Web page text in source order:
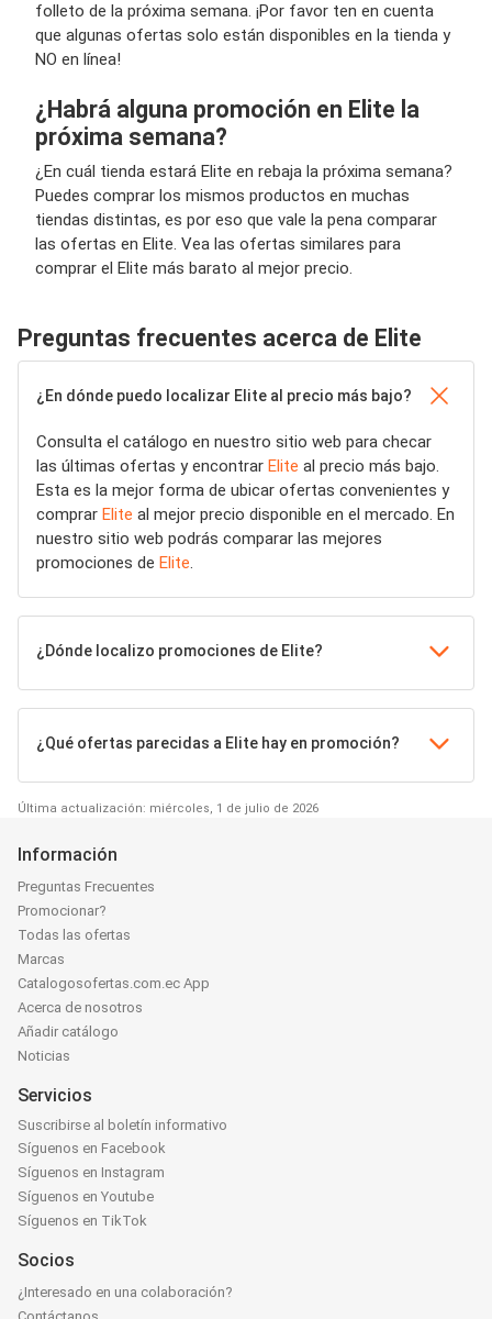
folleto de la próxima semana. ¡Por favor ten en cuenta
que algunas ofertas solo están disponibles en la tienda y
NO en línea!
¿Habrá alguna promoción en Elite la
próxima semana?
¿En cuál tienda estará Elite en rebaja la próxima semana?
Puedes comprar los mismos productos en muchas
tiendas distintas, es por eso que vale la pena comparar
las ofertas en Elite. Vea las ofertas similares para
comprar el Elite más barato al mejor precio.
Preguntas frecuentes acerca de Elite
¿En dónde puedo localizar Elite al precio más bajo?
Consulta el catálogo en nuestro sitio web para checar
las últimas ofertas y encontrar Elite al precio más bajo.
Esta es la mejor forma de ubicar ofertas convenientes y
comprar Elite al mejor precio disponible en el mercado. En
nuestro sitio web podrás comparar las mejores
promociones de Elite.
¿Dónde localizo promociones de Elite?
¿Qué ofertas parecidas a Elite hay en promoción?
Última actualización: miércoles, 1 de julio de 2026
Información
Preguntas Frecuentes
Promocionar?
Todas las ofertas
Marcas
Catalogosofertas.com.ec App
Acerca de nosotros
Añadir catálogo
Noticias
Servicios
Suscribirse al boletín informativo
Síguenos en Facebook
Síguenos en Instagram
Síguenos en Youtube
Síguenos en TikTok
Socios
¿Interesado en una colaboración?